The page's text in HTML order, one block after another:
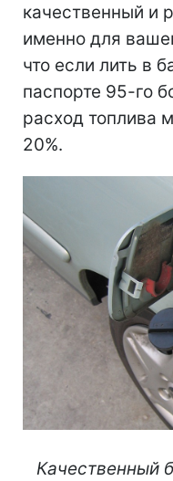
качественный и
именно для
что если лить в
паспорте 95-го
расход топлива
20%.
Качественный